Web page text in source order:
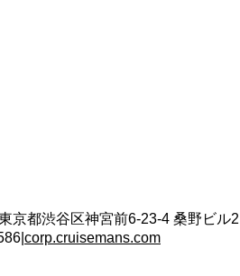
京都渋谷区神宮前6-23-4 桑野ビル2
corp.cruisemans.com